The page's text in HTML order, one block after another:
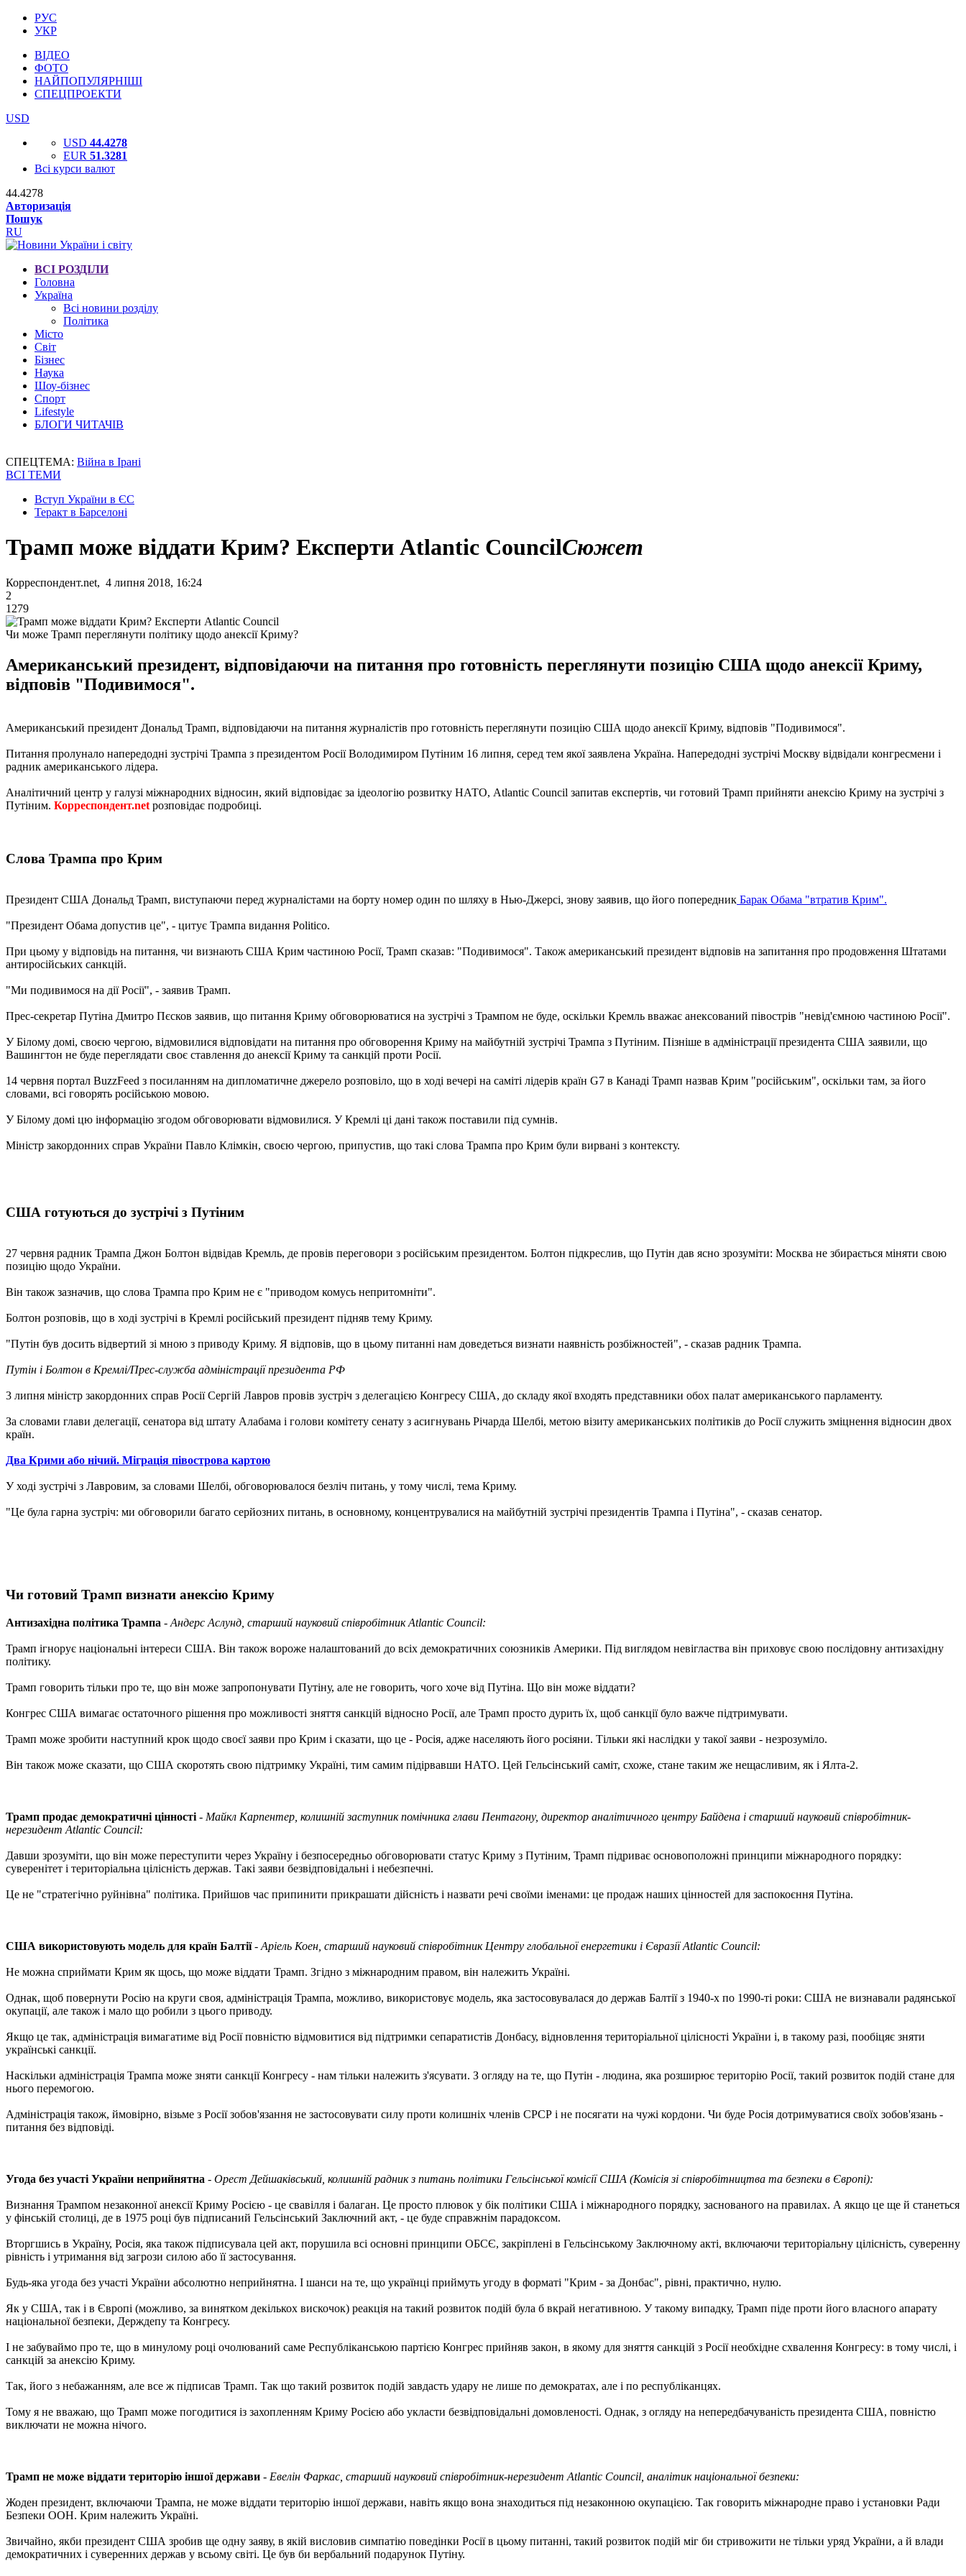
РУС
УКР
ВІДЕО
ФОТО
НАЙПОПУЛЯРНІШІ
СПЕЦПРОЕКТИ
USD
USD 44.4278
EUR 51.3281
Всі курси валют
44.4278
Авторизація
Пошук
RU
ВСІ РОЗДІЛИ
Головна
Україна
Всі новини розділу
Політика
Місто
Світ
Бізнес
Наука
Шоу-бізнес
Спорт
Lifestyle
БЛОГИ ЧИТАЧІВ
СПЕЦТЕМА: Війна в Ірані
ВСІ ТЕМИ
Вступ України в ЄС
Теракт в Барселоні
Трамп може віддати Крим? Експерти Atlantic CouncilСюжет
Корреспондент.net, 4 липня 2018, 16:24
2
1279
Чи може Трамп переглянути політику щодо анексії Криму?
Американський президент, відповідаючи на питання про готовність переглянути позицію США щодо анексії Криму,
відповів "Подивимося".
Американський президент Дональд Трамп, відповідаючи на питання журналістів про готовність переглянути позицію США щодо анексії Криму, відповів "Подивимося".
Питання пролунало напередодні зустрічі Трампа з президентом Росії Володимиром Путіним 16 липня, серед тем якої заявлена ​​Україна. Напередодні зустрічі Москву відвідали конгресмени і
радник американського лідера.
Аналітичний центр у галузі міжнародних відносин, який відповідає за ідеологію розвитку НАТО, Atlantic Council запитав експертів, чи готовий Трамп прийняти анексію Криму на зустрічі з
Путіним. Корреспондент.net розповідає подробиці.
Слова Трампа про Крим
Президент США Дональд Трамп, виступаючи перед журналістами на борту номер один по шляху в Нью-Джерсі, знову заявив, що його попередник Барак Обама "втратив Крим".
"Президент Обама допустив це", - цитує Трампа видання Politico.
При цьому у відповідь на питання, чи визнають США Крим частиною Росії, Трамп сказав: "Подивимося". Також американський президент відповів на запитання про продовження Штатами
антиросійських санкцій.
"Ми подивимося на дії Росії", - заявив Трамп.
Прес-секретар Путіна Дмитро Пєсков заявив, що питання Криму обговорюватися на зустрічі з Трампом не буде, оскільки Кремль вважає анексований півострів "невід'ємною частиною Росії".
У Білому домі, своєю чергою, відмовилися відповідати на питання про обговорення Криму на майбутній зустрічі Трампа з Путіним. Пізніше в адміністрації президента США заявили, що
Вашингтон не буде переглядати своє ставлення до анексії Криму та санкцій проти Росії.
14 червня портал BuzzFeed з посиланням на дипломатичне джерело розповіло, що в ході вечері на саміті лідерів країн G7 в Канаді Трамп назвав Крим "російським", оскільки там, за його
словами, всі говорять російською мовою.
У Білому домі цю інформацію згодом обговорювати відмовилися. У Кремлі ці дані також поставили під сумнів.
Міністр закордонних справ України Павло Клімкін, своєю чергою, припустив, що такі слова Трампа про Крим були вирвані з контексту.
США готуються до зустрічі з Путіним
27 червня радник Трампа Джон Болтон відвідав Кремль, де провів переговори з російським президентом. Болтон підкреслив, що Путін дав ясно зрозуміти: Москва не збирається міняти свою
позицію щодо України.
Він також зазначив, що слова Трампа про Крим не є "приводом комусь непритомніти".
Болтон розповів, що в ході зустрічі в Кремлі російський президент підняв тему Криму.
"Путін був досить відвертий зі мною з приводу Криму. Я відповів, що в цьому питанні нам доведеться визнати наявність розбіжностей", - сказав радник Трампа.
Путін і Болтон в Кремлі/Прес-служба адміністрації президента РФ
3 липня міністр закордонних справ Росії Сергій Лавров провів зустріч з делегацією Конгресу США, до складу якої входять представники обох палат американського парламенту.
За словами глави делегації, сенатора від штату Алабама і голови комітету сенату з асигнувань Річарда Шелбі, метою візиту американських політиків до Росії служить зміцнення відносин двох
країн.
Два Крими або нічий. Міграція півострова картою
У ході зустрічі з Лавровим, за словами Шелбі, обговорювалося безліч питань, у тому числі, тема Криму.
"Це була гарна зустріч: ми обговорили багато серйозних питань, в основному, концентрувалися на майбутній зустрічі президентів Трампа і Путіна", - сказав сенатор.
Чи готовий Трамп визнати анексію Криму
Антизахідна політика Трампа - Андерс Аслунд, старший науковий співробітник Atlantic Council:
Трамп ігнорує національні інтереси США. Він також вороже налаштований до всіх демократичних союзників Америки. Під виглядом невігластва він приховує свою послідовну антизахідну
політику.
Трамп говорить тільки про те, що він може запропонувати Путіну, але не говорить, чого хоче від Путіна. Що він може віддати?
Конгрес США вимагає остаточного рішення про можливості зняття санкцій відносно Росії, але Трамп просто дурить їх, щоб санкції було важче підтримувати.
Трамп може зробити наступний крок щодо своєї заяви про Крим і сказати, що це - Росія, адже населяють його росіяни. Тільки які наслідки у такої заяви - незрозуміло.
Він також може сказати, що США скоротять свою підтримку Україні, тим самим підірвавши НАТО. Цей Гельсінський саміт, схоже, стане таким же нещасливим, як і Ялта-2.
Трамп продає демократичні цінності - Майкл Карпентер, колишній заступник помічника глави Пентагону, директор аналітичного центру Байдена і старший науковий співробітник-
нерезидент Atlantic Council:
Давши зрозуміти, що він може переступити через Україну і безпосередньо обговорювати статус Криму з Путіним, Трамп підриває основоположні принципи міжнародного порядку:
суверенітет і територіальна цілісність держав. Такі заяви безвідповідальні і небезпечні.
Це не "стратегічно руйнівна" політика. Прийшов час припинити прикрашати дійсність і назвати речі своїми іменами: це продаж наших цінностей для заспокоєння Путіна.
США використовують модель для країн Балтії- Аріель Коен, старший науковий співробітник Центру глобальної енергетики і Євразії Atlantic Council:
Не можна сприймати Крим як щось, що може віддати Трамп. Згідно з міжнародним правом, він належить Україні.
Однак, щоб повернути Росію на круги своя, адміністрація Трампа, можливо, використовує модель, яка застосовувалася до держав Балтії з 1940-х по 1990-ті роки: США не визнавали радянської
окупації, але також і мало що робили з цього приводу.
Якщо це так, адміністрація вимагатиме від Росії повністю відмовитися від підтримки сепаратистів Донбасу, відновлення територіальної цілісності України і, в такому разі, пообіцяє зняти
українські санкції.
Наскільки адміністрація Трампа може зняти санкції Конгресу - нам тільки належить з'ясувати. З огляду на те, що Путін - людина, яка розширює територію Росії, такий розвиток подій стане для
нього перемогою.
Адміністрація також, ймовірно, візьме з Росії зобов'язання не застосовувати силу проти колишніх членів СРСР і не посягати на чужі кордони. Чи буде Росія дотримуватися своїх зобов'язань -
питання без відповіді.
Угода без участі України неприйнятна - Орест Дейшаківський, колишній радник з питань політики Гельсінської комісії США (Комісія зі співробітництва та безпеки в Європі):
Визнання Трампом незаконної анексії Криму Росією - це свавілля і балаган. Це просто плювок у бік політики США і міжнародного порядку, заснованого на правилах. А якщо це ще й станеться
у фінській столиці, де в 1975 році був підписаний Гельсінський Заключний акт, - це буде справжнім парадоксом.
Вторгшись в Україну, Росія, яка також підписувала цей акт, порушила всі основні принципи ОБСЄ, закріплені в Гельсінському Заключному акті, включаючи територіальну цілісність, суверенну
рівність і утримання від загрози силою або її застосування.
Будь-яка угода без участі України абсолютно неприйнятна. І шанси на те, що українці приймуть угоду в форматі "Крим - за Донбас", рівні, практично, нулю.
Як у США, так і в Європі (можливо, за винятком декількох вискочок) реакція на такий розвиток подій була б вкрай негативною. У такому випадку, Трамп піде проти його власного апарату
національної безпеки, Держдепу та Конгресу.
І не забуваймо про те, що в минулому році очолюваний саме Республіканською партією Конгрес прийняв закон, в якому для зняття санкцій з Росії необхідне схвалення Конгресу: в тому числі, і
санкцій за анексію Криму.
Так, його з небажанням, але все ж підписав Трамп. Так що такий розвиток подій завдасть удару не лише по демократах, але і по республіканцях.
Тому я не вважаю, що Трамп може погодитися із захопленням Криму Росією або укласти безвідповідальні домовленості. Однак, з огляду на непередбачуваність президента США, повністю
виключати не можна нічого.
Трамп не може віддати територію іншої держави - Евелін Фаркас, старший науковий співробітник-нерезидент Atlantic Council, аналітик національної безпеки:
Жоден президент, включаючи Трампа, не може віддати територію іншої держави, навіть якщо вона знаходиться під незаконною окупацією. Так говорить міжнародне право і установки Ради
Безпеки ООН. Крим належить Україні.
Звичайно, якби президент США зробив ще одну заяву, в якій висловив симпатію поведінки Росії в цьому питанні, такий розвиток подій міг би стривожити не тільки уряд України, а й влади
демократичних і суверенних держав у всьому світі. Це був би вербальний подарунок Путіну.